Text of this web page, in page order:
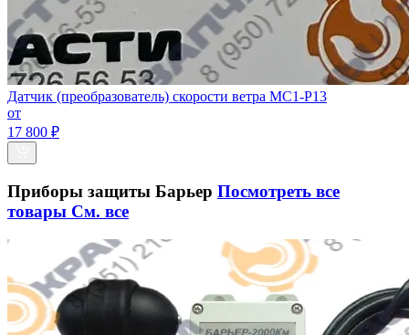
Датчик (преобразователь) скорости ветра МС1-Р13
от
17 800 ₽
Приборы защиты Барьер Посмотреть все
товары См. все